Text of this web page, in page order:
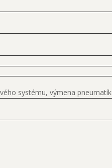
systému, výmena pneumatík